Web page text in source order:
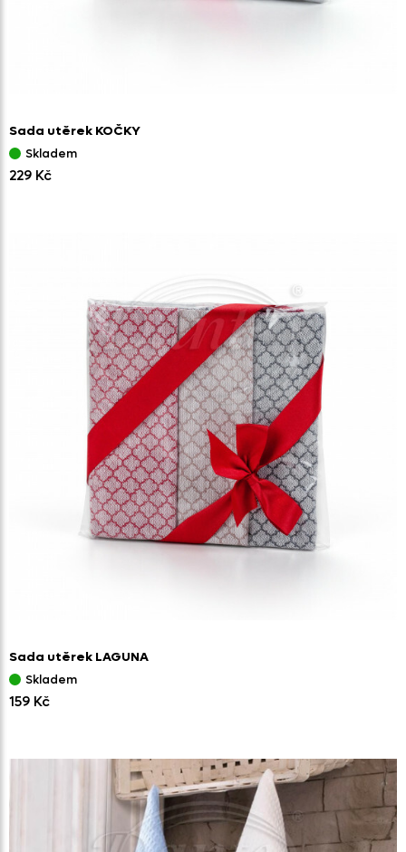
Sada utěrek KOČKY
Skladem
229 Kč
Sada utěrek LAGUNA
Skladem
159 Kč